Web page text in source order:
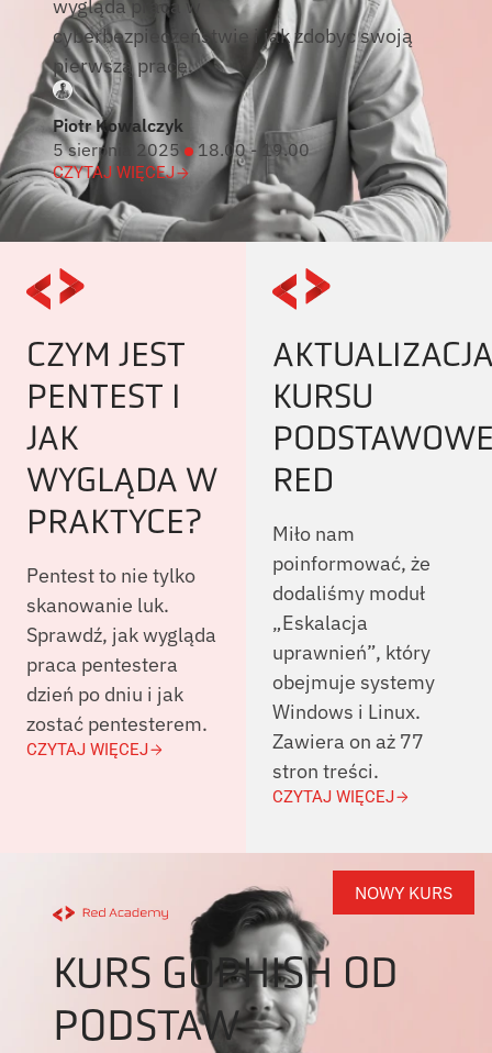
wygląda praca w
cyberbezpieczeństwie i jak zdobyć swoją
pierwszą pracę.
Piotr Kowalczyk
5 sierpnia 2025
18.00 - 19.00
CZYTAJ WIĘCEJ
CZYM JEST
PENTEST I
JAK
WYGLĄDA W
PRAKTYCE?
Pentest to nie tylko
skanowanie luk.
Sprawdź, jak wygląda
praca pentestera
dzień po dniu i jak
zostać pentesterem.
CZYTAJ WIĘCEJ
KURSU
RED
Miło nam
poinformować, że
dodaliśmy moduł
„Eskalacja
uprawnień”, który
obejmuje systemy
Windows i Linux.
Zawiera on aż 77
stron treści.
CZYTAJ WIĘCEJ
KURS GOPHISH OD
PODSTAW
NOWY KURS